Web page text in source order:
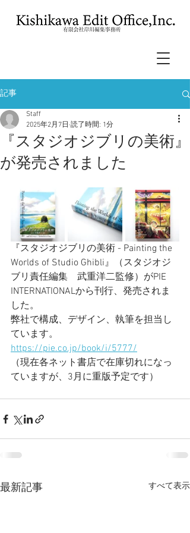
記事
『スタジオジブリの美術』
が発売されました
Staff
2025年2月7日 読了時間: 1分
『スタジオジブリの美術 - Painting the
Worlds of Studio Ghibli』（スタジオジ
ブリ責任編集　武重洋二監修）がPIE
INTERNATIONALから刊行、発売されま
した。
弊社で構成、デザイン、執筆を担当し
ています。
https://pie.co.jp/book/i/5777/
（現在各ネット書店で在庫切れになっ
ていますが、3月に重版予定です）
最新記事 すべて表示